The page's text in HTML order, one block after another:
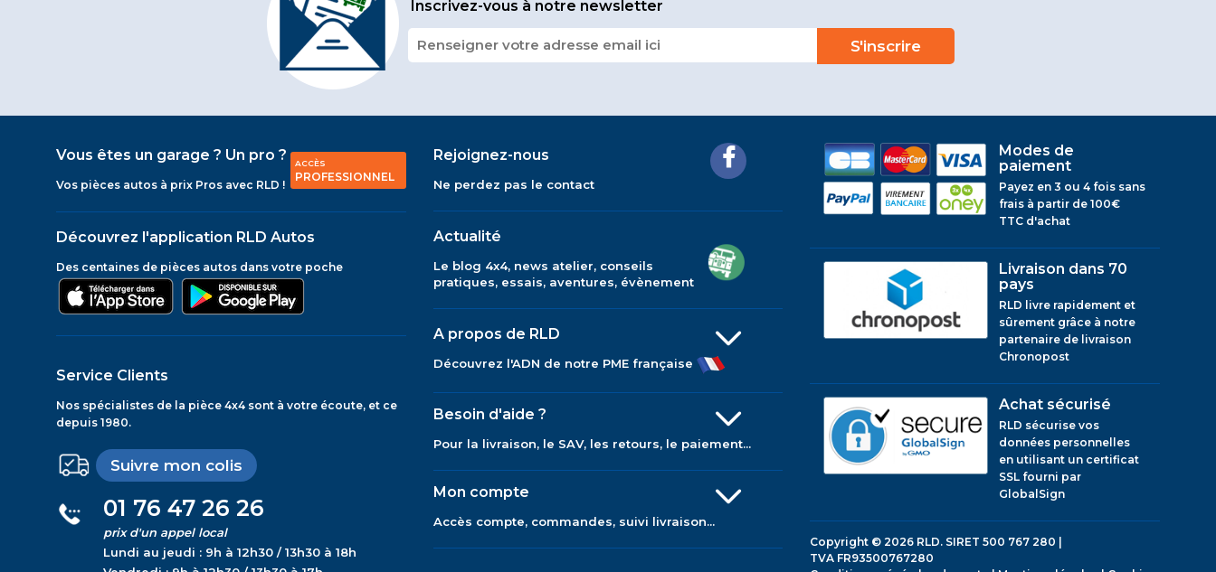
Inscrivez-vous à notre newsletter
Vous êtes un garage ? Un pro ?
Vos pièces autos à prix Pros avec RLD !
ACCÈS
PROFESSIONNEL
Découvrez l'application RLD Autos
Des centaines de pièces autos dans votre poche
Service Clients
Nos spécialistes de la pièce 4x4 sont à votre écoute, et ce
depuis 1980.
Suivre mon colis
01 76 47 26 26
prix d'un appel local
Lundi au jeudi : 9h à 12h30 / 13h30 à 18h
Rejoignez-nous
Ne perdez pas le contact
Actualité
Le blog 4x4, news atelier, conseils
pratiques, essais, aventures, évènement
A propos de RLD
Découvrez l'ADN de notre PME française
Besoin d'aide ?
Pour la livraison, le SAV, les retours, le paiement...
Mon compte
Accès compte, commandes, suivi livraison...
Modes de
paiement
Payez en 3 ou 4 fois sans
frais à partir de 100€
TTC d'achat
Livraison dans 70
pays
RLD livre rapidement et
sûrement grâce à notre
partenaire de livraison
Chronopost
Achat sécurisé
RLD sécurise vos
données personnelles
en utilisant un certificat
SSL fourni par
GlobalSign
Copyright © 2026 RLD. SIRET 500 767 280 |
TVA FR93500767280